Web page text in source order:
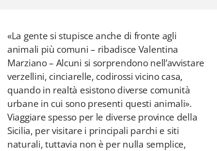
«La gente si stupisce anche di fronte agli
animali più comuni – ribadisce Valentina
Marziano – Alcuni si sorprendono nell’avvistare
verzellini, cinciarelle, codirossi vicino casa,
quando in realtà esistono diverse comunità
urbane in cui sono presenti questi animali».
Viaggiare spesso per le diverse province della
Sicilia, per visitare i principali parchi e siti
naturali, tuttavia non è per nulla semplice,